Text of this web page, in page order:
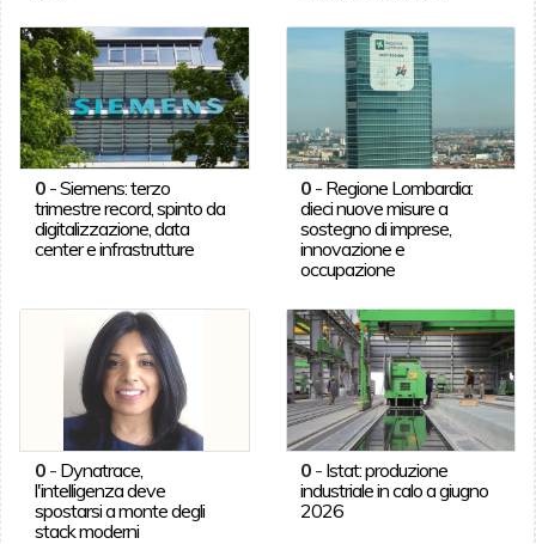
0-Siemens: terzo
trimestre record, spinto da
digitalizzazione, data
center e infrastrutture
0 - Regione Lombardia:
dieci nuove misure a
sostegno di imprese,
innovazione e
occupazione
0- Dynatrace,
l'intelligenza deve
spostarsi a monte degli
stack moderni
0 - Istat: produzione
industriale in calo a giugno
2026